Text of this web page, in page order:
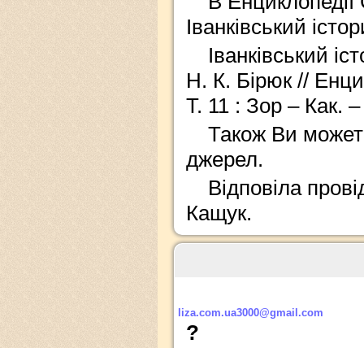
Іванківський
Іванківський
Н. К. Бірюк //
Т. 11 : Зор – Как.
Також Ви
джерел.
Відповіла
Кащук.
liza.com.ua3000@gmail.com
?